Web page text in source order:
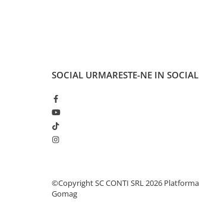
Accesorii betoniere
Depozitare, transport si protectie
Scari de lucru si schele
Accesorii pentru depozitare,
SOCIAL URMARESTE-NE IN
©Copyright SC CONTI SRL 2026
Gomag